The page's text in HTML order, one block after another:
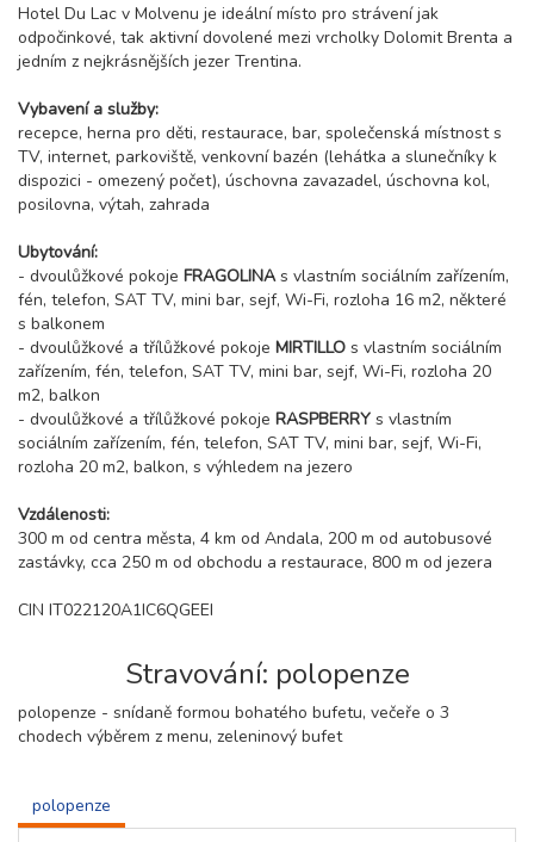
Hotel Du Lac v Molvenu je ideální místo pro strávení jak
odpočinkové, tak aktivní dovolené mezi vrcholky Dolomit Brenta a
jedním z nejkrásnějších jezer Trentina.
Vybavení a služby:
recepce, herna pro děti, restaurace, bar, společenská místnost s
TV, internet, parkoviště, venkovní bazén (lehátka a slunečníky k
dispozici - omezený počet), úschovna zavazadel, úschovna kol,
posilovna, výtah, zahrada
Ubytování:
- dvoulůžkové pokoje FRAGOLINAs vlastním sociálním zařízením,
fén, telefon, SAT TV, mini bar, sejf, Wi-Fi, rozloha 16 m2, některé
s balkonem
- dvoulůžkové a třílůžkové pokoje MIRTILLO s vlastním sociálním
zařízením, fén, telefon, SAT TV, mini bar, sejf, Wi-Fi, rozloha 20
m2, balkon
- dvoulůžkové a třílůžkové pokoje RASPBERRY s vlastním
sociálním zařízením, fén, telefon, SAT TV, mini bar, sejf, Wi-Fi,
rozloha 20 m2, balkon, s výhledem na jezero
Vzdálenosti:
300 m od centra města, 4 km od Andala, 200 m od autobusové
zastávky, cca 250 m od obchodu a restaurace, 800 m od jezera
CIN IT022120A1IC6QGEEI
Stravování: polopenze
polopenze - snídaně formou bohatého bufetu, večeře o 3
chodech výběrem z menu, zeleninový bufet
polopenze